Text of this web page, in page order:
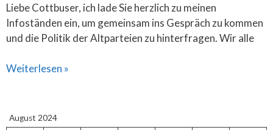
Liebe Cottbuser, ich lade Sie herzlich zu meinen
Infoständen ein, um gemeinsam ins Gespräch zu kommen
und die Politik der Altparteien zu hinterfragen. Wir alle
Weiterlesen »
August 2024